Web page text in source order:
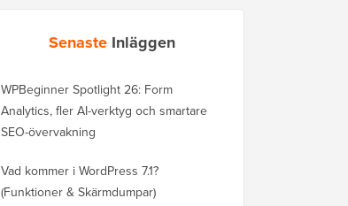
Senaste Inläggen
WPBeginner Spotlight 26: Form
Analytics, fler AI-verktyg och smartare
SEO-övervakning
Vad kommer i WordPress 7.1?
(Funktioner & Skärmdumpar)